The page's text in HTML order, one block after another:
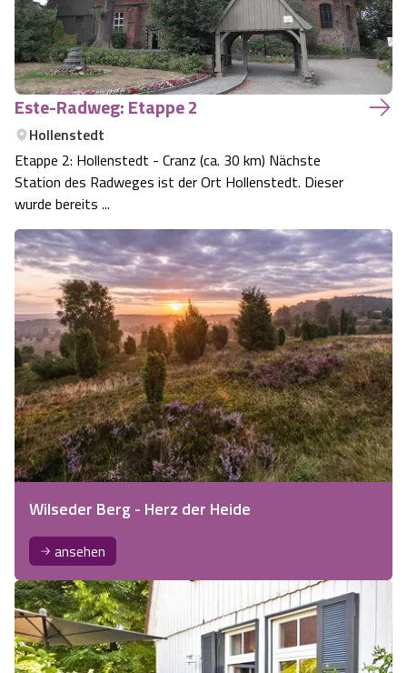
Este-Radweg: Etappe 2
Hollenstedt
Etappe 2: Hollenstedt - Cranz (ca. 30 km) Nächste
Station des Radweges ist der Ort Hollenstedt. Dieser
wurde bereits ...
Wilseder Berg - Herz der Heide
ansehen